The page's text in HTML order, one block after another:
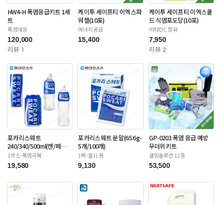
HW4-H 폭염응급키트 1세
트
폭염대응
120,000
리뷰 1
케이투 세이프티 이엑스파
워젤(10포)
에너지공급
15,400
케이투 세이프티 이엑스콜
드 식염포도당(10포)
비타민C 함유
7,950
리뷰 2
포카리스웨트
240/340/500ml(캔/페
트-12/20/24/30입)
1박스-폭염극복
19,580
포카리스웨트 분말(65.6g-
5개/100개)
1팩-물1L용
9,130
GP-0203 폭염 응급 예방
무더위키트
쿨링솔루션 12종
53,500